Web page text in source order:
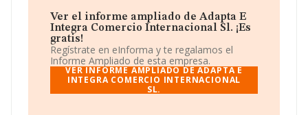
La plantilla ha crecido un 100% y teniendo en cuenta la
información disponible en INFORMA, ha dispuesto de
un número de empleados por debajo de la media de
sector.
Para saber más puedes acceder a su página web en
este enlacewww.adapta-integra.es.
Ver el informe ampliado de Adapta E
Integra Comercio Internacional Sl. ¡Es
gratis!
Regístrate en eInforma y te regalamos el
Informe Ampliado de esta empresa.
VER INFORME AMPLIADO DE ADAPTA E
INTEGRA COMERCIO INTERNACIONAL
SL.